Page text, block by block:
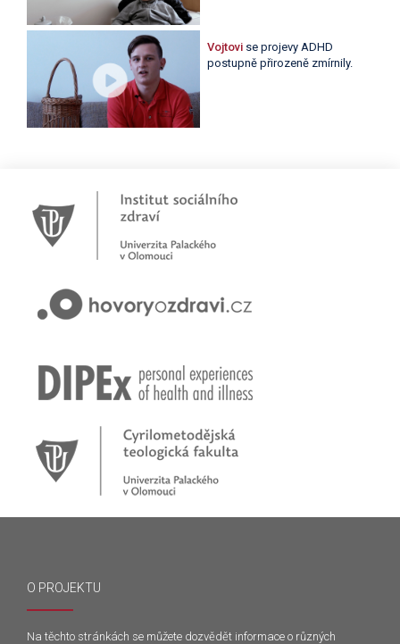
Vojtovi se projevy ADHD
postupně přirozeně zmírnily.
O PROJEKTU
Na těchto stránkách se můžete dozvědět informace o různých